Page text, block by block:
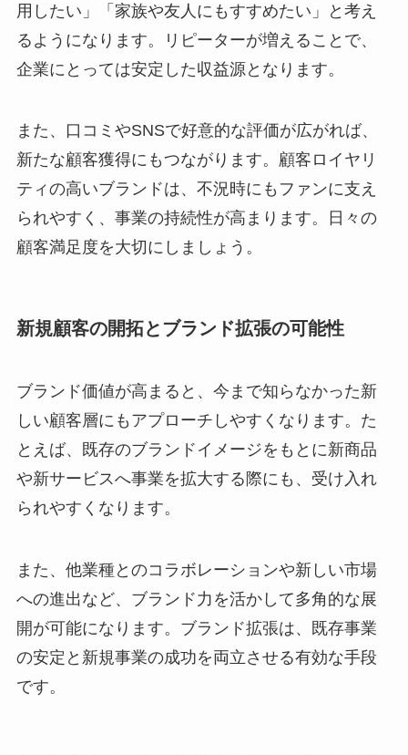
用したい」「家族や友人にもすすめたい」と考え
るようになります。リピーターが増えることで、
企業にとっては安定した収益源となります。
また、口コミやSNSで好意的な評価が広がれば、
新たな顧客獲得にもつながります。顧客ロイヤリ
ティの高いブランドは、不況時にもファンに支え
られやすく、事業の持続性が高まります。日々の
顧客満足度を大切にしましょう。
新規顧客の開拓とブランド拡張の可能性
ブランド価値が高まると、今まで知らなかった新
しい顧客層にもアプローチしやすくなります。た
とえば、既存のブランドイメージをもとに新商品
や新サービスへ事業を拡大する際にも、受け入れ
られやすくなります。
また、他業種とのコラボレーションや新しい市場
への進出など、ブランド力を活かして多角的な展
開が可能になります。ブランド拡張は、既存事業
の安定と新規事業の成功を両立させる有効な手段
です。